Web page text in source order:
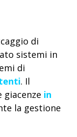
di
sistemi in
di
. Il
giacenze in
la gestione